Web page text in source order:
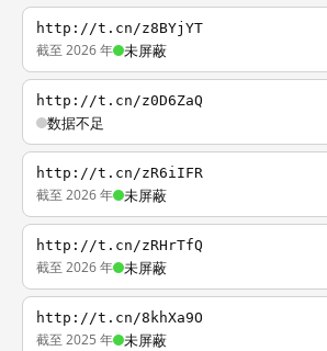
http://t.cn/z8BYjYT
截至 2026 年 未屏蔽
http://t.cn/z0D6ZaQ
数据不足
http://t.cn/zR6iIFR
截至 2026 年 未屏蔽
http://t.cn/zRHrTfQ
截至 2026 年 未屏蔽
http://t.cn/8khXa9O
截至 2025 年 未屏蔽